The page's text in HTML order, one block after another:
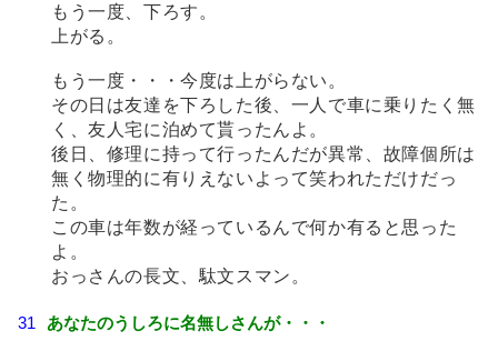
もう一度、下ろす。
上がる。
もう一度・・・今度は上がらない。
その日は友達を下ろした後、一人で車に乗りたく無
く、友人宅に泊めて貰ったんよ。
後日、修理に持って行ったんだが異常、故障個所は
無く物理的に有りえないよって笑われただけだっ
た。
この車は年数が経っているんで何か有ると思った
よ。
おっさんの長文、駄文スマン。
31
あなたのうしろに名無しさんが・・・